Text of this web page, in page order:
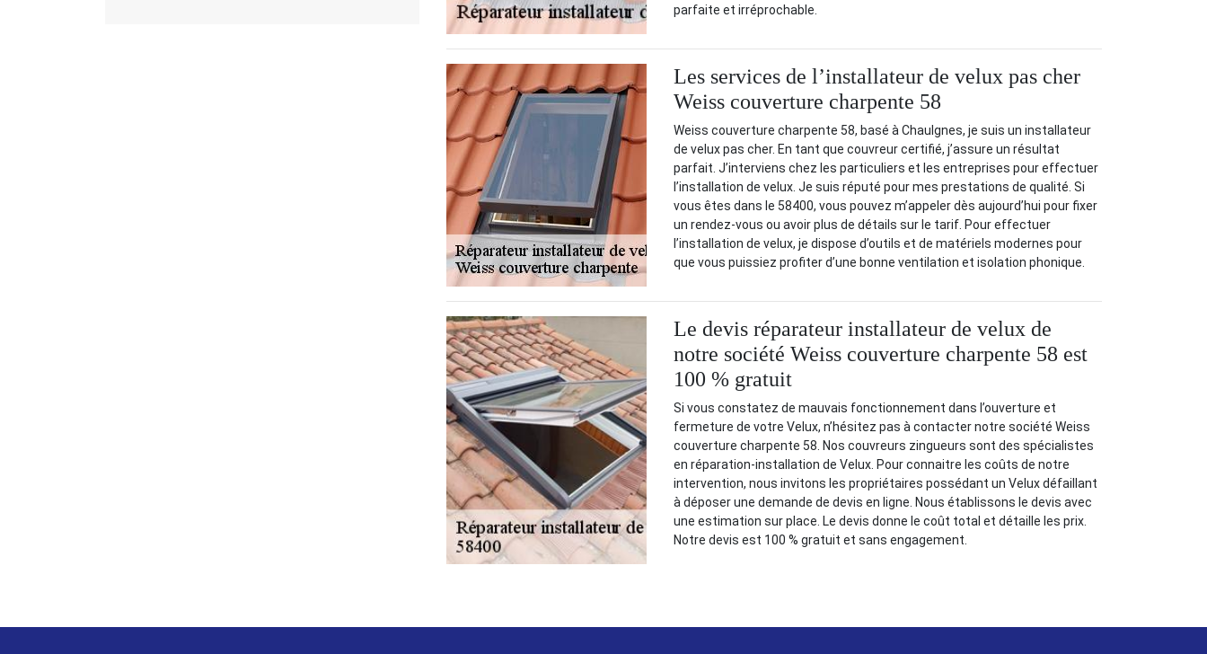
parfaite et irréprochable.
Les services de l’installateur de velux pas cher
Weiss couverture charpente 58
Weiss couverture charpente 58, basé à Chaulgnes, je suis un installateur
de velux pas cher. En tant que couvreur certifié, j’assure un résultat
parfait. J’interviens chez les particuliers et les entreprises pour effectuer
l’installation de velux. Je suis réputé pour mes prestations de qualité. Si
vous êtes dans le 58400, vous pouvez m’appeler dès aujourd’hui pour fixer
un rendez-vous ou avoir plus de détails sur le tarif. Pour effectuer
l’installation de velux, je dispose d’outils et de matériels modernes pour
que vous puissiez profiter d’une bonne ventilation et isolation phonique.
Le devis réparateur installateur de velux de
notre société Weiss couverture charpente 58 est
100 % gratuit
Si vous constatez de mauvais fonctionnement dans l’ouverture et
fermeture de votre Velux, n’hésitez pas à contacter notre société Weiss
couverture charpente 58. Nos couvreurs zingueurs sont des spécialistes
en réparation-installation de Velux. Pour connaitre les coûts de notre
intervention, nous invitons les propriétaires possédant un Velux défaillant
à déposer une demande de devis en ligne. Nous établissons le devis avec
une estimation sur place. Le devis donne le coût total et détaille les prix.
Notre devis est 100 % gratuit et sans engagement.